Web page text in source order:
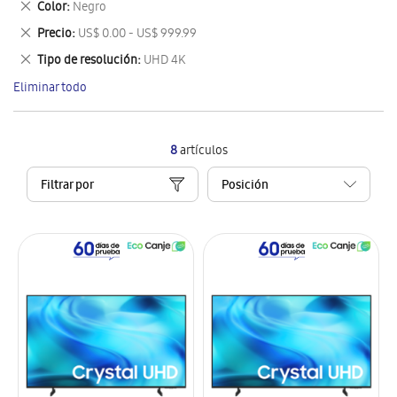
8artículos
Filtrar por
artículo
Color Negro
Eliminar
este
artículo
Precio US$ 0.00 - US$ 999.99
Eliminar
este
artículo
Tipo de resolución UHD 4K
Eliminar
este
artículo
Eliminar todo